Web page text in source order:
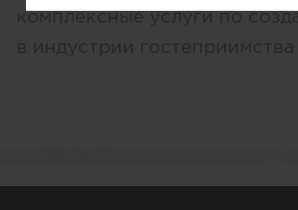
комплексные услуги по